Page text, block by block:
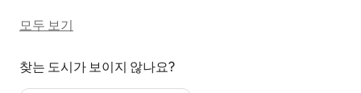
모두 보기
찾는 도시가 보이지 않나요?